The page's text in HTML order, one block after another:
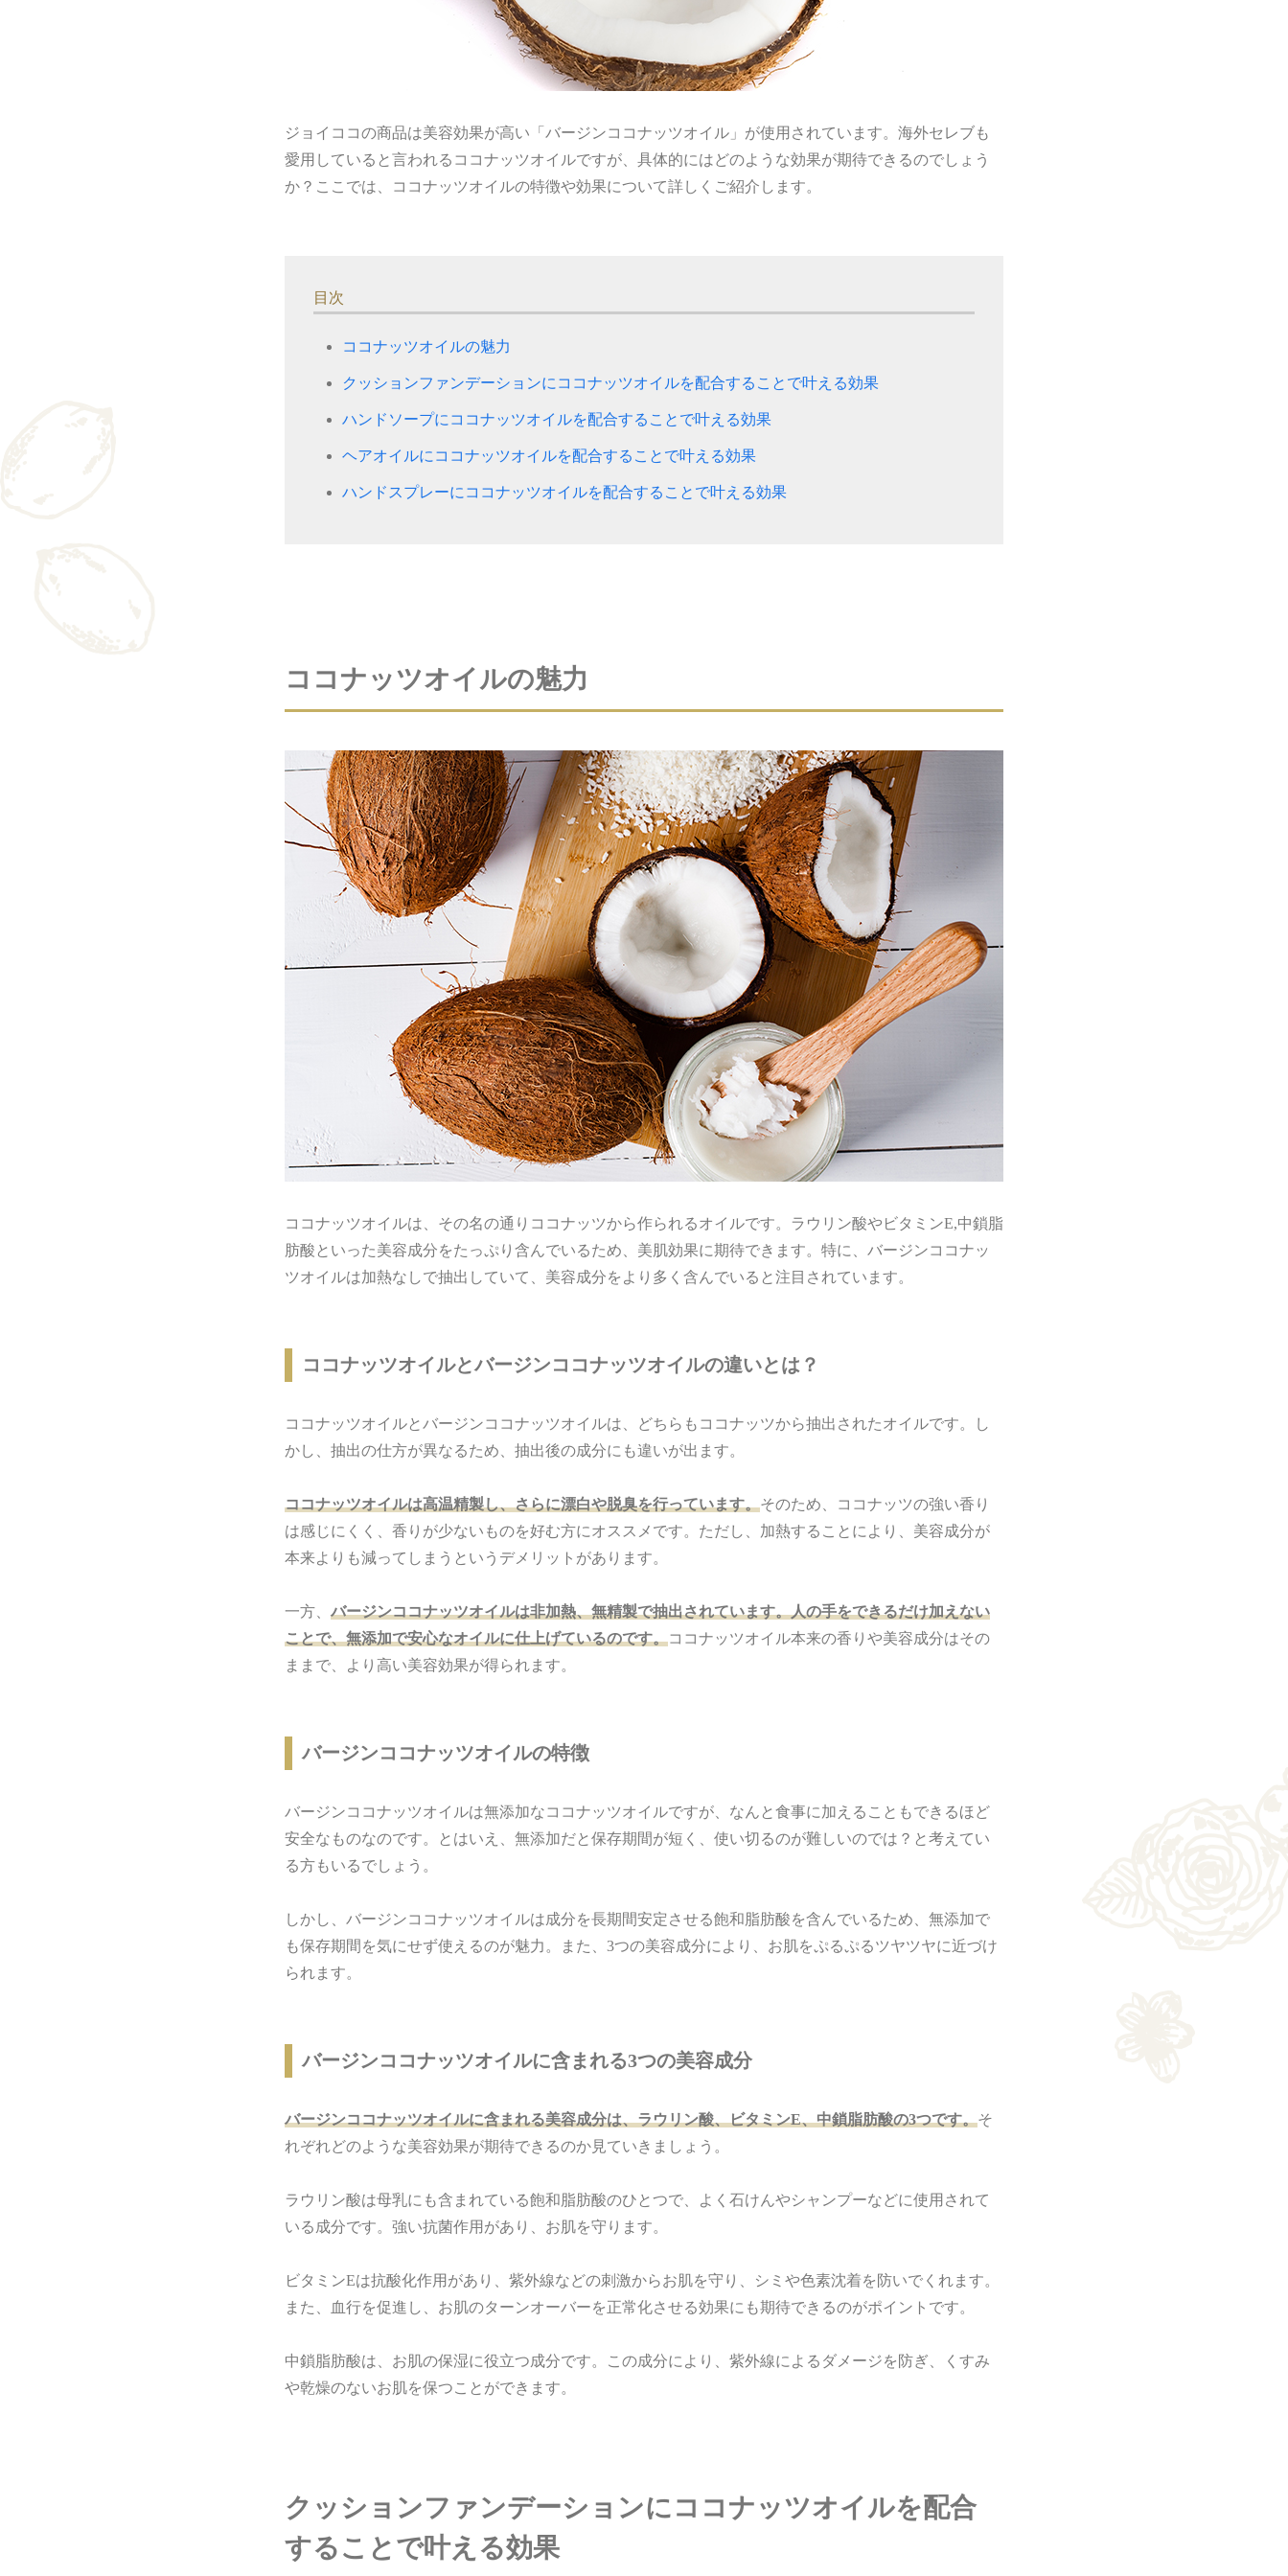
ジョイココの商品は美容効果が高い「バージンココナッツオイル」が使用されています。海外セレブも
愛用していると言われるココナッツオイルですが、具体的にはどのような効果が期待できるのでしょう
か？ここでは、ココナッツオイルの特徴や効果について詳しくご紹介します。
目次
ココナッツオイルの魅力
クッションファンデーションにココナッツオイルを配合することで叶える効果
ハンドソープにココナッツオイルを配合することで叶える効果
ヘアオイルにココナッツオイルを配合することで叶える効果
ハンドスプレーにココナッツオイルを配合することで叶える効果
ココナッツオイルの魅力
ココナッツオイルは、その名の通りココナッツから作られるオイルです。ラウリン酸やビタミンE,中鎖脂
肪酸といった美容成分をたっぷり含んでいるため、美肌効果に期待できます。特に、バージンココナッ
ツオイルは加熱なしで抽出していて、美容成分をより多く含んでいると注目されています。
ココナッツオイルとバージンココナッツオイルの違いとは？
ココナッツオイルとバージンココナッツオイルは、どちらもココナッツから抽出されたオイルです。し
かし、抽出の仕方が異なるため、抽出後の成分にも違いが出ます。
ココナッツオイルは高温精製し、さらに漂白や脱臭を行っています。そのため、ココナッツの強い香り
は感じにくく、香りが少ないものを好む方にオススメです。ただし、加熱することにより、美容成分が
本来よりも減ってしまうというデメリットがあります。
一方、 バージンココナッツオイルは非加熱、無精製で抽出されています。人の手をできるだけ加えない
ことで、無添加で安心なオイルに仕上げているのです。ココナッツオイル本来の香りや美容成分はその
ままで、より高い美容効果が得られます。
バージンココナッツオイルの特徴
バージンココナッツオイルは無添加なココナッツオイルですが、なんと食事に加えることもできるほど
安全なものなのです。とはいえ、無添加だと保存期間が短く、使い切るのが難しいのでは？と考えてい
る方もいるでしょう。
しかし、バージンココナッツオイルは成分を長期間安定させる飽和脂肪酸を含んでいるため、無添加で
も保存期間を気にせず使えるのが魅力。また、3つの美容成分により、お肌をぷるぷるツヤツヤに近づけ
られます。
バージンココナッツオイルに含まれる3つの美容成分
バージンココナッツオイルに含まれる美容成分は、ラウリン酸、ビタミンE、中鎖脂肪酸の3つです。そ
れぞれどのような美容効果が期待できるのか見ていきましょう。
ラウリン酸は母乳にも含まれている飽和脂肪酸のひとつで、よく石けんやシャンプーなどに使用されて
いる成分です。強い抗菌作用があり、お肌を守ります。
ビタミンEは抗酸化作用があり、紫外線などの刺激からお肌を守り、シミや色素沈着を防いでくれます。
また、血行を促進し、お肌のターンオーバーを正常化させる効果にも期待できるのがポイントです。
中鎖脂肪酸は、お肌の保湿に役立つ成分です。この成分により、紫外線によるダメージを防ぎ、くすみ
や乾燥のないお肌を保つことができます。
クッションファンデーションにココナッツオイルを配合
することで叶える効果